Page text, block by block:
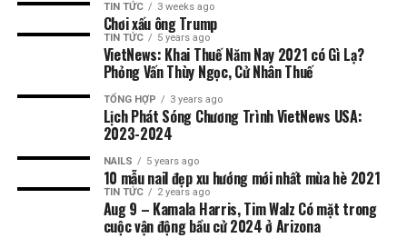
TIN TỨC 3 weeks ago
Chơi xấu ông Trump
TIN TỨC 5 years ago
VietNews: Khai Thuế Năm Nay 2021 có Gì Lạ?
Phỏng Vấn Thùy Ngọc, Cử Nhân Thuế
TỔNG HỢP 3 years ago
Lịch Phát Sóng Chương Trình VietNews USA:
2023-2024
NAILS 5 years ago
10 mẫu nail đẹp xu hướng mới nhất mùa hè 2021
TIN TỨC 2 years ago
Aug 9 – Kamala Harris, Tim Walz Có mặt trong
cuộc vận động bầu cử 2024 ở Arizona